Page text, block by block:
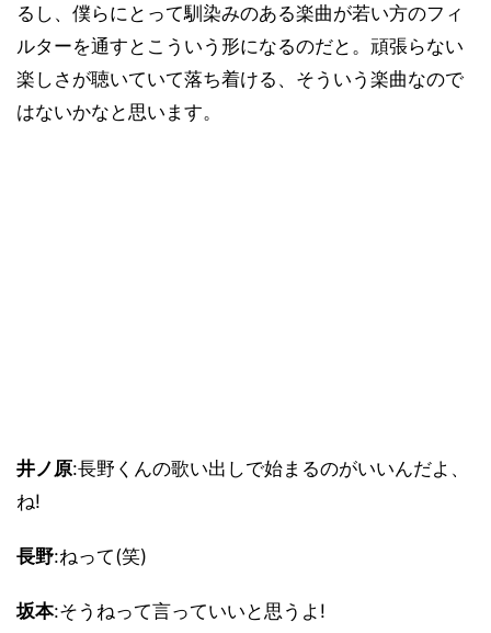
るし、僕らにとって馴染みのある楽曲が若い方のフィ
ルターを通すとこういう形になるのだと。頑張らない
楽しさが聴いていて落ち着ける、そういう楽曲なので
はないかなと思います。
井ノ原:長野くんの歌い出しで始まるのがいいんだよ、
ね!
長野:ねって(笑)
坂本:そうねって言っていいと思うよ!